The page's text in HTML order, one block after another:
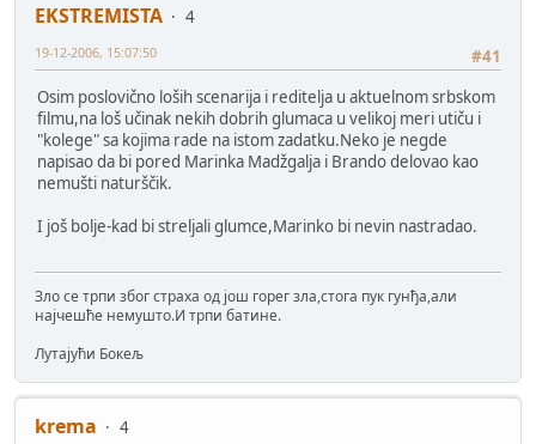
EKSTREMISTA
4
#41
19-12-2006, 15:07:50
Osim poslovično loših scenarija i reditelja u aktuelnom srbskom
filmu,na loš učinak nekih dobrih glumaca u velikoj meri utiču i
"kolege" sa kojima rade na istom zadatku.Neko je negde
napisao da bi pored Marinka Madžgalja i Brando delovao kao
nemušti naturščik.
I još bolje-kad bi streljali glumce,Marinko bi nevin nastradao.
Зло се трпи због страха од још горег зла,стога пук гунђа,али
најчешће немушто.И трпи батине.
Лутајући Бокељ
krema
4